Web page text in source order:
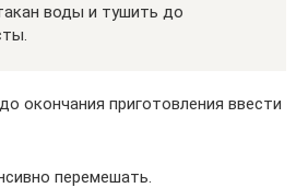
воды и тушить до
окончания приготовления ввести
перемешать.